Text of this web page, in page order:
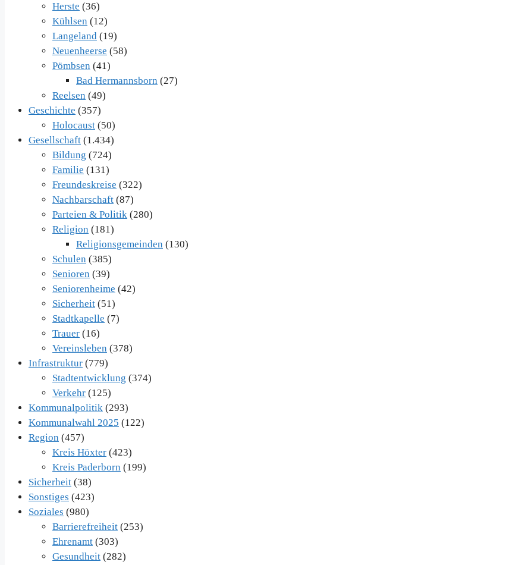
Herste (36)
Kühlsen (12)
Langeland (19)
Neuenheerse (58)
Pömbsen (41)
Bad Hermannsborn (27)
Reelsen (49)
Geschichte (357)
Holocaust (50)
Gesellschaft (1.434)
Bildung (724)
Familie (131)
Freundeskreise (322)
Nachbarschaft (87)
Parteien & Politik (280)
Religion (181)
Religionsgemeinden (130)
Schulen (385)
Senioren (39)
Seniorenheime (42)
Sicherheit (51)
Stadtkapelle (7)
Trauer (16)
Vereinsleben (378)
Infrastruktur (779)
Stadtentwicklung (374)
Verkehr (125)
Kommunalpolitik (293)
Kommunalwahl 2025 (122)
Region (457)
Kreis Höxter (423)
Kreis Paderborn (199)
Sicherheit (38)
Sonstiges (423)
Soziales (980)
Barrierefreiheit (253)
Ehrenamt (303)
Gesundheit (282)